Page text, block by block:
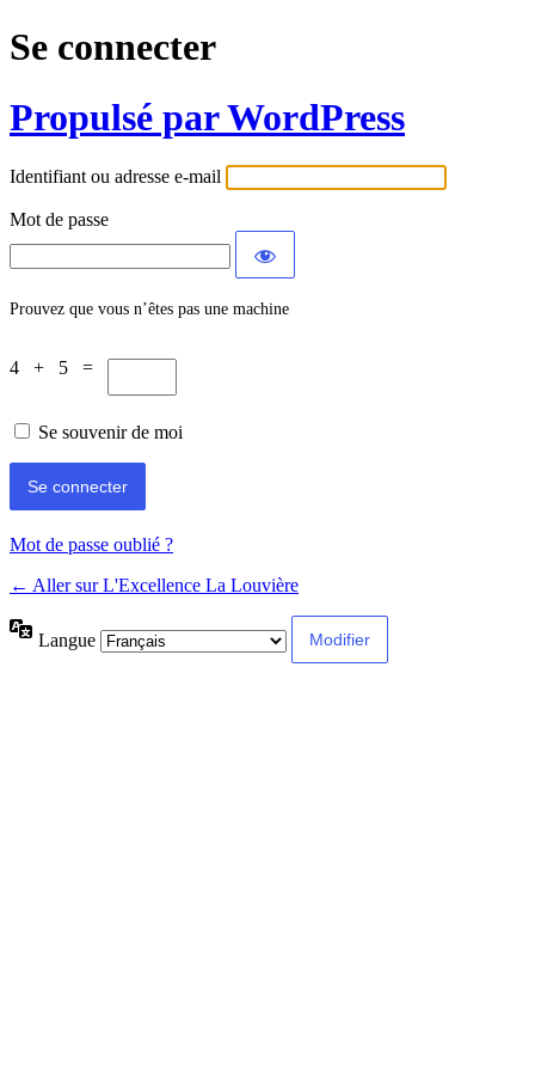
Se connecter
Propulsé par WordPress
Identifiant ou adresse e-mail
Mot de passe
Prouvez que vous n’êtes pas une machine
4 + 5 =
Se souvenir de moi
Mot de passe oublié ?
← Aller sur L'Excellence La Louvière
Langue